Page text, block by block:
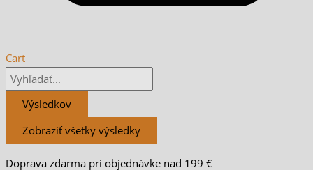
Cart
Výsledkov
Zobraziť všetky výsledky
Doprava zdarma pri objednávke nad 199 €